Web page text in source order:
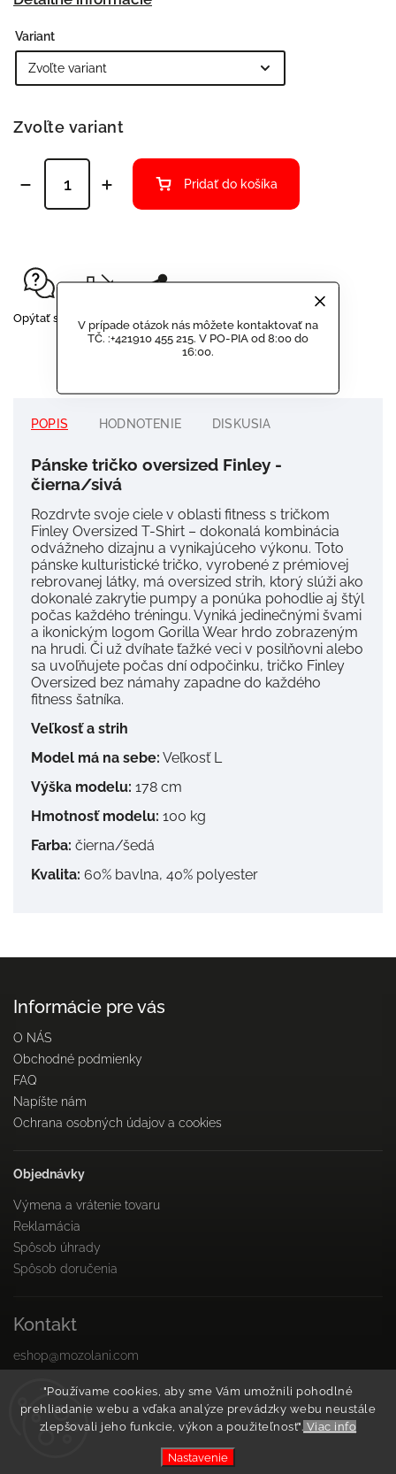
"Používame cookies, aby sme Vám umožnili pohodlné
prehliadanie webu a vďaka analýze prevádzky webu neustále
zlepšovali jeho funkcie, výkon a použiteľnosť". Viac info
Nastavenie
V prípade otázok nás môžete kontaktovať na
TČ. :+421910 455 215. V PO-PIA od 8:00 do
16:00.
Variant
Zvoľte variant
Pridať do košíka
Opýtať sa Strážiť Zdieľať
POPIS HODNOTENIE DISKUSIA
Pánske tričko oversized Finley -
čierna/sivá
Rozdrvte svoje ciele v oblasti fitness s tričkom
Finley Oversized T-Shirt – dokonalá kombinácia
odvážneho dizajnu a vynikajúceho výkonu. Toto
pánske kulturistické tričko, vyrobené z prémiovej
rebrovanej látky, má oversized strih, ktorý slúži ako
dokonalé zakrytie pumpy a ponúka pohodlie aj štýl
počas každého tréningu. Vyniká jedinečnými švami
a ikonickým logom Gorilla Wear hrdo zobrazeným
na hrudi. Či už dvíhate ťažké veci v posilňovni alebo
sa uvoľňujete počas dní odpočinku, tričko Finley
Oversized bez námahy zapadne do každého
fitness šatníka.
Veľkosť a strih
Model má na sebe: Veľkosť L
Výška modelu: 178 cm
Hmotnosť modelu: 100 kg
Farba: čierna/šedá
Kvalita: 60% bavlna, 40% polyester
Informácie pre vás
O NÁS
Obchodné podmienky
FAQ
Napíšte nám
Ochrana osobných údajov a cookies
Objednávky
Výmena a vrátenie tovaru
Reklamácia
Spôsob úhrady
Spôsob doručenia
Kontakt
eshop@mozolani.com
PO-PIA 8:00 do 16:00
Facebook
Instagram